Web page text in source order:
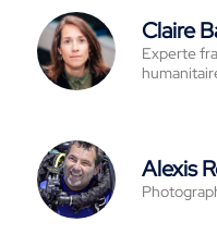
Claire
Experte
Alexis